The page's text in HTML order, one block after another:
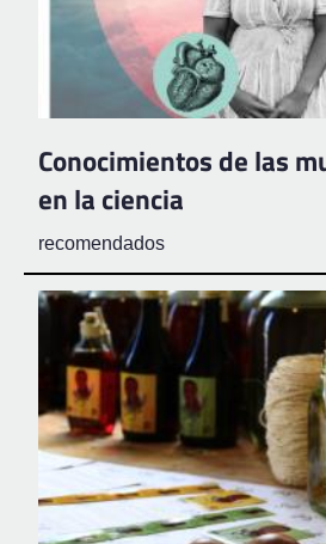
Conocimientos de las
en la ciencia
recomendados